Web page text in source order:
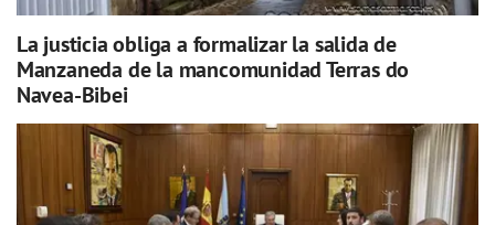
La justicia obliga a formalizar la salida de
Manzaneda de la mancomunidad Terras do
Navea-Bibei